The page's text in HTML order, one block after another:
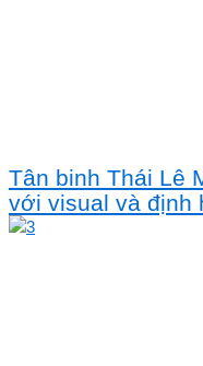
Tân binh Thái Lê
với visual và định